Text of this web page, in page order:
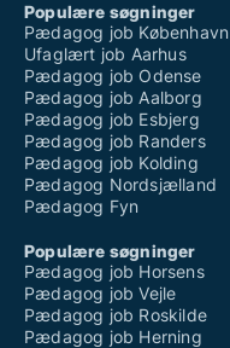
Populære søgninger
Pædagog job København
Ufaglært job Aarhus
Pædagog job Odense
Pædagog job Aalborg
Pædagog job Esbjerg
Pædagog job Randers
Pædagog job Kolding
Pædagog Nordsjælland
Pædagog Fyn
Populære søgninger
Pædagog job Horsens
Pædagog job Vejle
Pædagog job Roskilde
Pædagog job Herning